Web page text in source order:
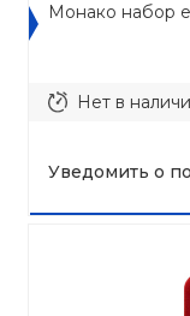
Монако набор
Нет в
Уведомить о